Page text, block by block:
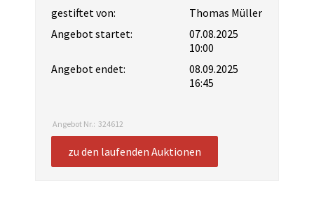
gestiftet von:
Thomas Müller
Angebot startet:
07.08.2025
10:00
Angebot endet:
08.09.2025
16:45
Angebot Nr.: 324612
zu den laufenden Auktionen